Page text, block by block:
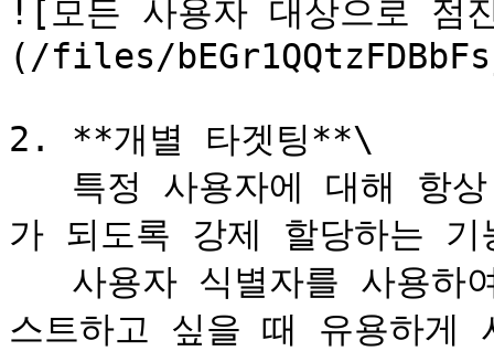
![모든 사용자 대상으로 점
(/files/
2. **개별 타겟팅**\
가 되도록 강제 할당하는
스트하고 싶을 때 유용하게